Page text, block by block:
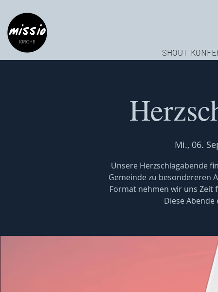
SHOUT-
Mi., 06.
Unsere Herzschlagabende
Gemeinde zu besondereren
Format nehmen wir uns Zeit
Diese